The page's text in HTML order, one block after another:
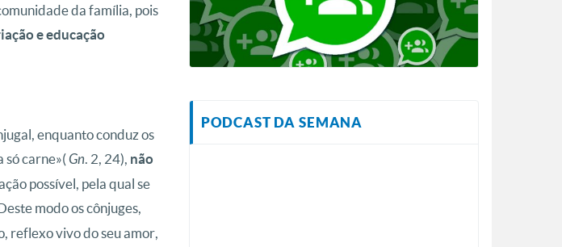
da família, pois
e educação
enquanto conduz os
só carne»(Gn. 2, 24), não
possível, pela qual se
modo os cônjuges,
reflexo vivo do seu amor,
PODCAST DA SEMANA